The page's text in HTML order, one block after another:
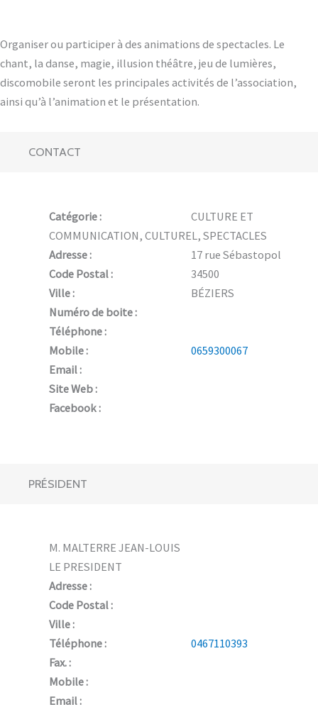
Organiser ou participer à des animations de spectacles. Le
chant, la danse, magie, illusion théâtre, jeu de lumières,
discomobile seront les principales activités de l’association,
ainsi qu’à l’animation et le présentation.
CONTACT
Catégorie :
CULTURE ET
COMMUNICATION, CULTUREL, SPECTACLES
Adresse :
17 rue Sébastopol
Code Postal :
34500
Ville :
BÉZIERS
Numéro de boite :
Téléphone :
Mobile :
0659300067
Email :
Site Web :
Facebook :
PRÉSIDENT
M. MALTERRE JEAN-LOUIS
LE PRESIDENT
Adresse :
Code Postal :
Ville :
Téléphone :
0467110393
Fax. :
Mobile :
Email :